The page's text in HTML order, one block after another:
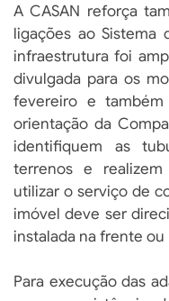
A CASAN reforça
ligações ao Sistema
infraestrutura foi
divulgada para os
fevereiro e
orientação da
identifiquem as
terrenos e
utilizar o serviço de
imóvel deve ser
instalada na frente
Para execução das